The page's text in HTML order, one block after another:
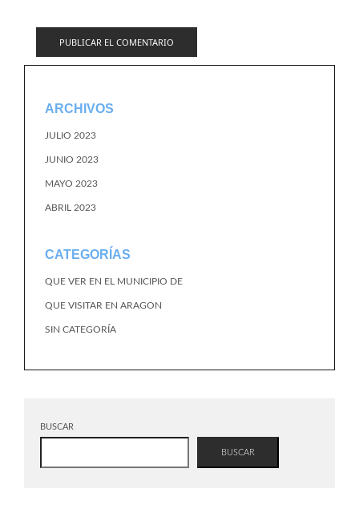
ARCHIVOS
JULIO 2023
JUNIO 2023
MAYO 2023
ABRIL 2023
CATEGORÍAS
QUE VER EN EL MUNICIPIO DE
QUE VISITAR EN ARAGON
SIN CATEGORÍA
BUSCAR
BUSCAR